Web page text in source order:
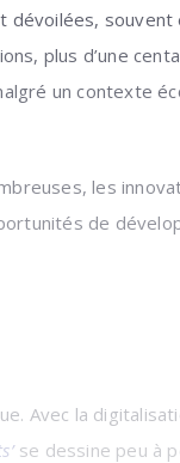
souvent
plus d’une
un contexte
les
de
Avec la
se dessine peu à